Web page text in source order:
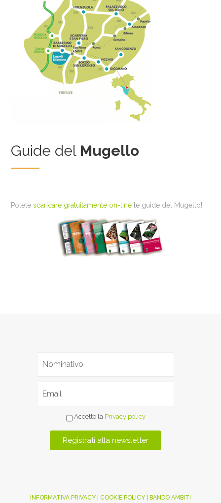
Guide del Mugello
Potetescaricare gratuitamente on-line le guide del Mugello!
Accetto la Privacy policy
INFORMATIVA PRIVACY COOKIE POLICY BANDO AMBITI